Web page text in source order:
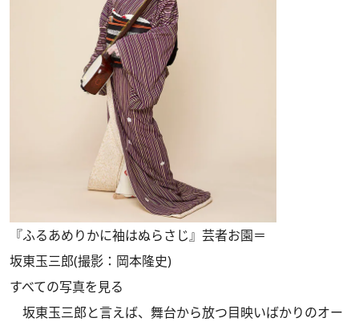
『ふるあめりかに袖はぬらさじ』芸者お園＝
坂東玉三郎(撮影：岡本隆史)
すべての写真を見る
坂東玉三郎と言えば、舞台から放つ目映いばかりのオー